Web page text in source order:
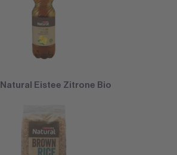
Natural Eistee Zitrone Bio